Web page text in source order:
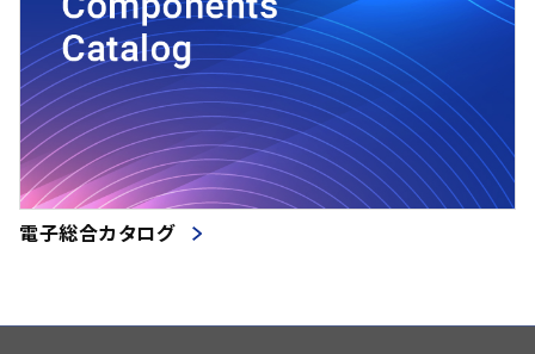
電子総合カタログ